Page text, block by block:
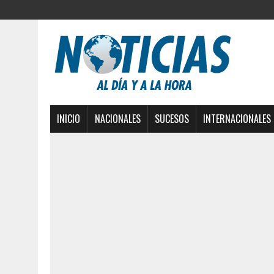
INICIO NACIONALES SUCESOS INTERNACIONALES